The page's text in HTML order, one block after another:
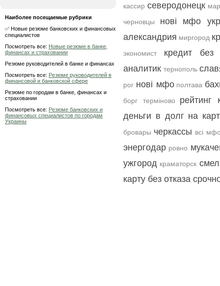
Наиболее посещаемые рубрики
✅ Новые резюме банковских и финансовых
специалистов
Посмотреть все: Новые резюме в банке,
финансах и страховании
Резюме руководителей в банке и финансах
Посмотреть все: Резюме руководителей в
финансовой и банковской сфере
Резюме по городам в банке, финансах и
страховании
Посмотреть все: Резюме банковских и
финансовых специалистов по городам
Украины
кассир северодонецк
черновцы
нові мфо
александрия миргород
экономист
кредит
аналитик тернополь
рог нові мфо полтава
борг терміново
рейтинг
деньги в долг на
бровары черкассы всі
энергодар ровно
ужгород краматорск
карту без отказа